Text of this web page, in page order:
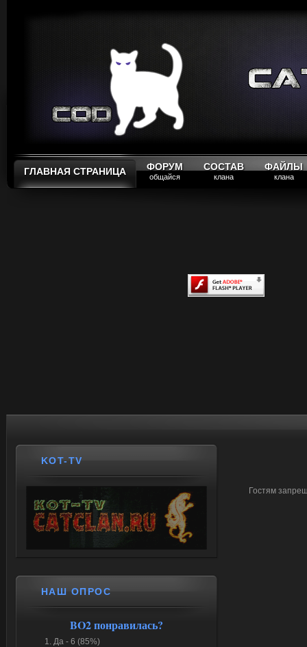
ГЛАВНАЯ СТРАНИЦА ФОРУМ
общайся
СОСТАВ
клана
ФАЙЛЫ
клана
Гостям
KOT-TV
НАШ ОПРОС
BO2 понравилась?
1. Да - 6 (85%)